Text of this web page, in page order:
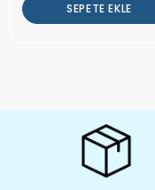
SEPETE EKLE